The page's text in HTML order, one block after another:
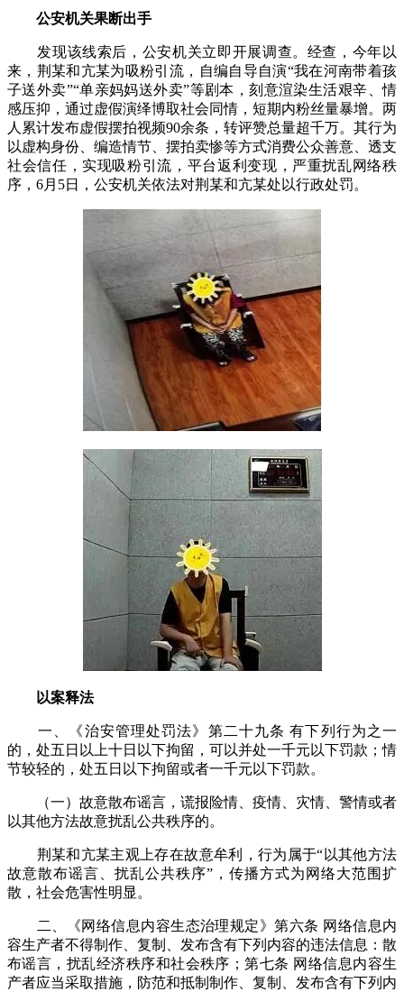
公安机关果断出手
发现该线索后，公安机关立即开展调查。经查，今年以
来，荆某和亢某为吸粉引流，自编自导自演“我在河南带着孩
子送外卖”“单亲妈妈送外卖”等剧本，刻意渲染生活艰辛、情
感压抑，通过虚假演绎博取社会同情，短期内粉丝量暴增。两
人累计发布虚假摆拍视频90余条，转评赞总量超千万。其行为
以虚构身份、编造情节、摆拍卖惨等方式消费公众善意、透支
社会信任，实现吸粉引流，平台返利变现，严重扰乱网络秩
序，6月5日，公安机关依法对荆某和亢某处以行政处罚。
以案释法
一、《治安管理处罚法》第二十九条 有下列行为之一
的，处五日以上十日以下拘留，可以并处一千元以下罚款；情
节较轻的，处五日以下拘留或者一千元以下罚款。
（一）故意散布谣言，谎报险情、疫情、灾情、警情或者
以其他方法故意扰乱公共秩序的。
荆某和亢某主观上存在故意牟利，行为属于“以其他方法
故意散布谣言、扰乱公共秩序”，传播方式为网络大范围扩
散，社会危害性明显。
二、《网络信息内容生态治理规定》第六条 网络信息内
容生产者不得制作、复制、发布含有下列内容的违法信息：散
布谣言，扰乱经济秩序和社会秩序；第七条 网络信息内容生
产者应当采取措施，防范和抵制制作、复制、发布含有下列内